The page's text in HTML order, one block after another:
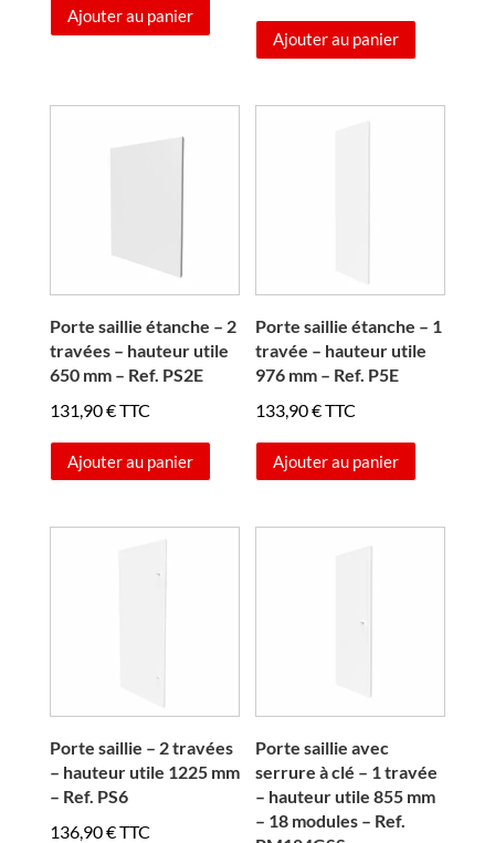
initial
actuel
Ajouter au panier
Ajouter au panier
Porte saillie étanche – 2
travées – hauteur utile
650 mm – Ref. PS2E
131,90€TTC
Ajouter au panier
Porte saillie étanche – 1
travée – hauteur utile
976 mm – Ref. P5E
133,90€TTC
Ajouter au panier
Porte saillie – 2 travées
– hauteur utile 1225 mm
– Ref. PS6
136,90€TTC
Porte saillie avec
serrure à clé – 1 travée
– hauteur utile 855 mm
– 18 modules – Ref.